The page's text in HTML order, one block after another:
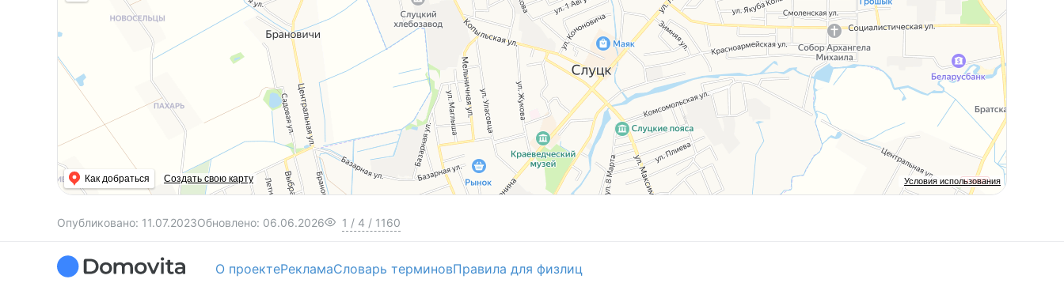
Условия использования
Как добраться Создать свою карту
Опубликовано: 11.07.2023Обновлено: 06.06.2026 1 / 4 / 1160
О проектеРекламаСловарь терминовПравила для физлиц